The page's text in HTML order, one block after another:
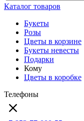
Каталог товаров
Букеты
Розы
Цветы в корзине
Букеты невесты
Подарки
Кому
Цветы в коробке
Телефоны